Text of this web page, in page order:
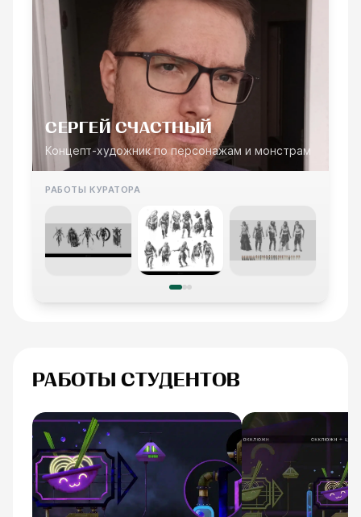
СЕРГЕЙ СЧАСТНЫЙ
Концепт-художник по персонажам и монстрам
РАБОТЫ КУРАТОРА
РАБОТЫ СТУДЕНТОВ